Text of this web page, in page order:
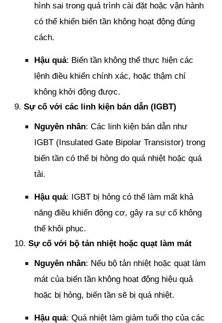
hình sai trong quá trình cài đặt hoặc vận hành
có thể khiến biến tần không hoạt động đúng
cách.
Hậu quả: Biến tần không thể thực hiện các
lệnh điều khiển chính xác, hoặc thậm chí
không khởi động được.
9.Sự cố với các linh kiện bán dẫn (IGBT)
Nguyên nhân: Các linh kiện bán dẫn như
IGBT (Insulated Gate Bipolar Transistor) trong
biến tần có thể bị hỏng do quá nhiệt hoặc quá
tải.
Hậu quả: IGBT bị hỏng có thể làm mất khả
năng điều khiển động cơ, gây ra sự cố không
thể khôi phục.
10.Sự cố với bộ tản nhiệt hoặc quạt làm mát
Nguyên nhân: Nếu bộ tản nhiệt hoặc quạt làm
mát của biến tần không hoạt động hiệu quả
hoặc bị hỏng, biến tần sẽ bị quá nhiệt.
Hậu quả: Quá nhiệt làm giảm tuổi thọ của các